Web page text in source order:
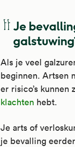
Je
Als je veel
beginnen. Artsen
er risico’s kunnen
klachten hebt.
Je arts of
je bevalling